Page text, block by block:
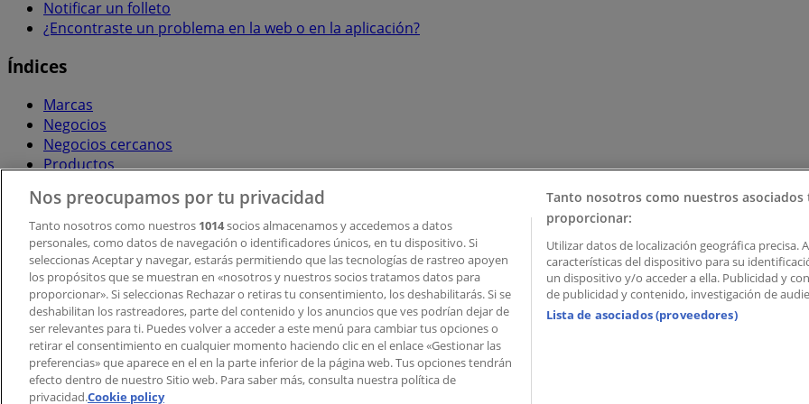
Notificar un folleto
¿Encontraste un problema en la web o en la aplicación?
Índices
Marcas
Negocios
Negocios cercanos
Productos
Descargar la APP Tiendeo
Copyright © Tiendeo ® 2026 · Shopfully Marketing S.L.U. – Palau de Mar – 08039 Barcelona, Spain
Términos y condicionesPolítica de privacidad
Nos preocupamos por tu privacidad
Tanto nosotros como nuestros 1014socios almacenamos y accedemos a datos
personales, como datos de navegación o identificadores únicos, en tu dispositivo. Si
seleccionas Aceptar y navegar, estarás permitiendo que las tecnologías de rastreo apoyen
los propósitos que se muestran en «nosotros y nuestros socios tratamos datos para
proporcionar». Si seleccionas Rechazar o retiras tu consentimiento, los deshabilitarás. Si se
deshabilitan los rastreadores, parte del contenido y los anuncios que ves podrían dejar de
ser relevantes para ti. Puedes volver a acceder a este menú para cambiar tus opciones o
retirar el consentimiento en cualquier momento haciendo clic en el enlace «Gestionar las
preferencias» que aparece en el en la parte inferior de la página web. Tus opciones tendrán
efecto dentro de nuestro Sitio web. Para saber más, consulta nuestra política de
privacidad.Cookie policy
Tanto nosotros como nuestros
proporcionar:
Utilizar datos de localización geográfica precisa.
características del dispositivo para su
un dispositivo y/o acceder a ella. Publicidad y
de publicidad y contenido, investigación de
Lista de asociados (proveedores)